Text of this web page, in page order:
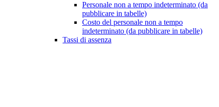
Personale non a tempo indeterminato (da
pubblicare in tabelle)
Costo del personale non a tempo
indeterminato (da pubblicare in tabelle)
Tassi di assenza